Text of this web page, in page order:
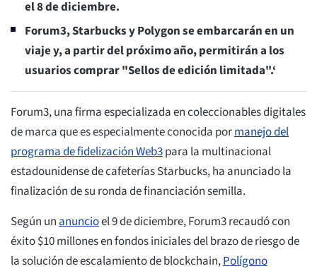
el 8 de diciembre.
Forum3, Starbucks y Polygon se embarcarán en un
viaje y, a partir del próximo año, permitirán a los
usuarios comprar "Sellos de edición limitada".‘
Forum3, una firma especializada en coleccionables digitales
de marca que es especialmente conocida pormanejo del
programa de fidelización Web3para la multinacional
estadounidense de cafeterías Starbucks, ha anunciado la
finalización de su ronda de financiación semilla.
Según unanuncioel 9 de diciembre, Forum3 recaudó con
éxito $10 millones en fondos iniciales del brazo de riesgo de
la solución de escalamiento de blockchain,Polígono